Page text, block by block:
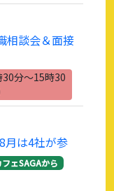
相談会＆面接
分～15時30
月は4社が参
ェSAGAから